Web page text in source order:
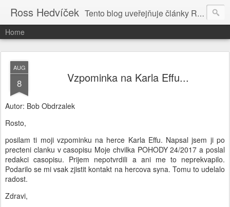
Ross Hedvíček Tento blog uveřejňuje články Ross Hedvíčka v češtině (pokud budu mit naladu) - s editacni pomoci Ludvika Dedika.
Home
AUG
8 Vzpominka na Karla Effu...
Autor: Bob Obdrzalek
Rosto,
posilam ti moji vzpominku na herce Karla Effu. Napsal jsem ji po
precteni clanku v casopisu Moje chvilka POHODY 24/2017 a poslal
redakci casopisu. Prijem nepotvrdili a ani me to neprekvapilo.
Podarilo se mi vsak zjistit kontakt na hercova syna. Tomu to udelalo
radost.
Zdravi,